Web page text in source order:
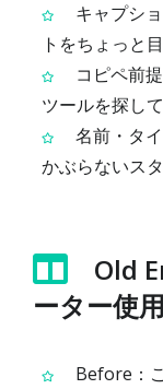
キャプシ
トをちょっと
コピペ前
ツールを探し
名前・タ
かぶらないス
Old
ーター使
Before：